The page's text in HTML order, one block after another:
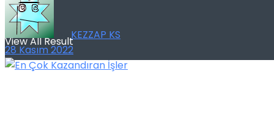
No Result
View All Result
byKEZZAP KS
28 Kasım 2022